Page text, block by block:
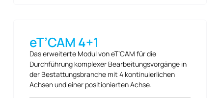
eT’CAM 4+1
Das erweiterte Modul von eT’CAM für die
Durchführung komplexer Bearbeitungsvorgänge in
der Bestattungsbranche mit 4 kontinuierlichen
Achsen und einer positionierten Achse.